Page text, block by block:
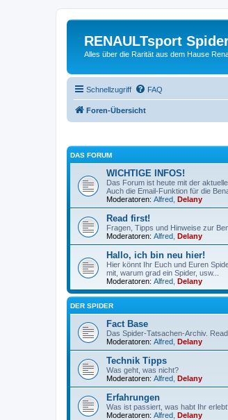
RENAULTsport
Alles über die Rarität aus dem Hause
Schnellzugriff FAQ
Foren-Übersicht
DAS FORUM
WICHTIGE INFOS!
Das Forum ist heute mit der
Auch die Email-Funktion für die
Moderatoren: Alfred Delany
Read first!
Fragen, Tipps und Hinweise zur
Moderatoren: Alfred Delany
Hallo, ich bin neu hier!
Hier könnt Ihr Euch und Euren
mit, warum grad ein Spider, usw...
Moderatoren: Alfred Delany
DER SPIDER
Fact Base
Das Spider-Tatsachen-Archiv.
Moderatoren: Alfred Delany
Technik Tipps
Was geht, was nicht?
Moderatoren: Alfred Delany
Erfahrungen
Was ist passiert, was habt Ihr
Moderatoren: Alfred Delany